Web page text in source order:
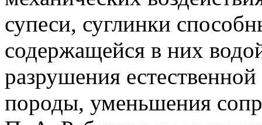
супеси, суглинки
содержащейся в них
разрушения
породы, уменьшения